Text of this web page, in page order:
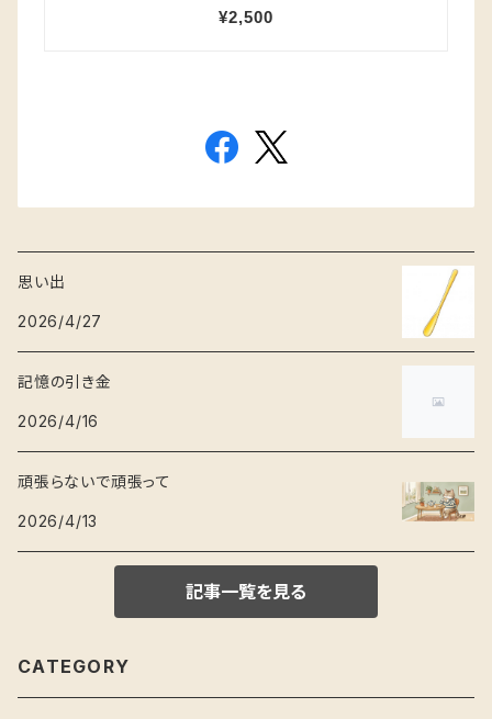
思い出
2026/4/27
記憶の引き金
2026/4/16
頑張らないで頑張って
2026/4/13
記事一覧を見る
CATEGORY